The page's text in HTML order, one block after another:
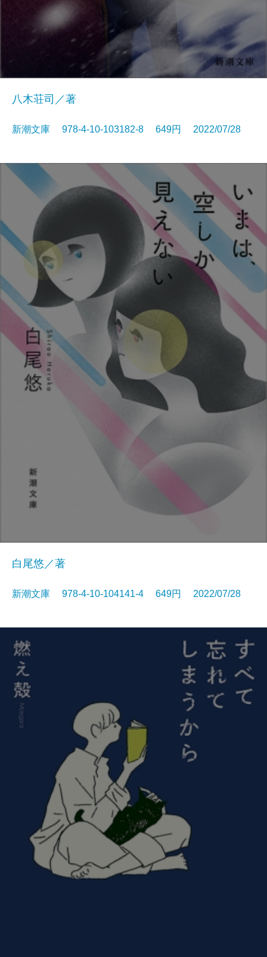
八木荘司／著
新潮文庫 978-4-10-103182-8 649円 2022/07/28
白尾悠／著
新潮文庫 978-4-10-104141-4 649円 2022/07/28